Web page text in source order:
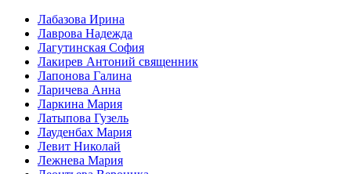
Лабазова Ирина
Лаврова Надежда
Лагутинская София
Лакирев Антоний священник
Лапонова Галина
Ларичева Анна
Ларкина Мария
Латыпова Гузель
Лауденбах Мария
Левит Николай
Лежнева Мария